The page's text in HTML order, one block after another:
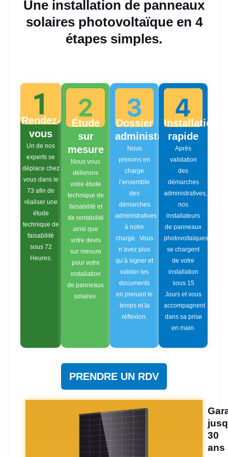
Une installation de panneaux
solaires photovoltaïque en 4
étapes simples.
Rendez-
vous
Un de nos
experts se
déplace chez
vous dans le
73 afin de
réaliser une
étude
technique de
faisabilité
sous 72
Heures.
Étude
sur
mesure
Nous vous
délivrons
votre étude
technique de
faisabilité et
de rentabilité
ainsi que
votre devis
sur mesure
pour votre
installation
de panneaux
solaires.
Dossier
administratif
Nous
prenons en
charge
l’ensemble
des
démarches
administratives
à notre
charge. Vous
n’avez plus
qu’à signer et
valider les
documents
en prenant le
temps et la
réflexion.
Installation
rapide
Après
validation
des
démarches
administratives,
nos
installateurs
de panneaux
photovoltaïques
se chargent
de votre
installation
sous 15
Jours et vous
accompagnent
dans sa prise
en main.
PRENDRE UN RDV
30
ans